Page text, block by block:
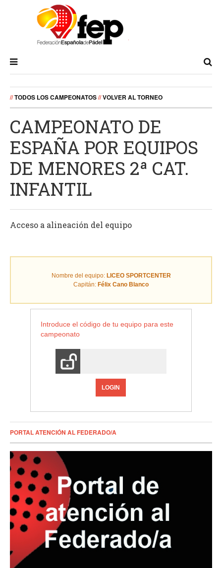
//TODOS LOS CAMPEONATOS//VOLVER AL TORNEO
CAMPEONATO DE
ESPAÑA POR EQUIPOS
DE MENORES 2ª CAT.
INFANTIL
Acceso a alineación del equipo
Nombre del equipo: LICEO SPORTCENTER
Capitán: Félix Cano Blanco
Introduce el código de tu equipo para este
campeonato
LOGIN
PORTAL ATENCIÓN AL FEDERADO/A